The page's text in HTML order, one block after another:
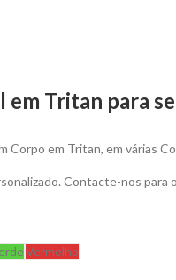
em Tritan para
Corpo em Tritan, em várias
Contacte-nos
Vermelho